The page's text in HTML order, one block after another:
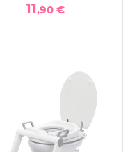
11,90 €